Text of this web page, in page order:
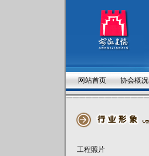
网站首页 协会概况
工程照片